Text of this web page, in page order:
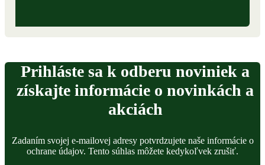
Prihláste sa k odberu noviniek a
získajte informácie o novinkách a
akciách
Zadaním svojej e-mailovej adresy potvrdzujete naše informácie o
ochrane údajov. Tento súhlas môžete kedykoľvek zrušiť.